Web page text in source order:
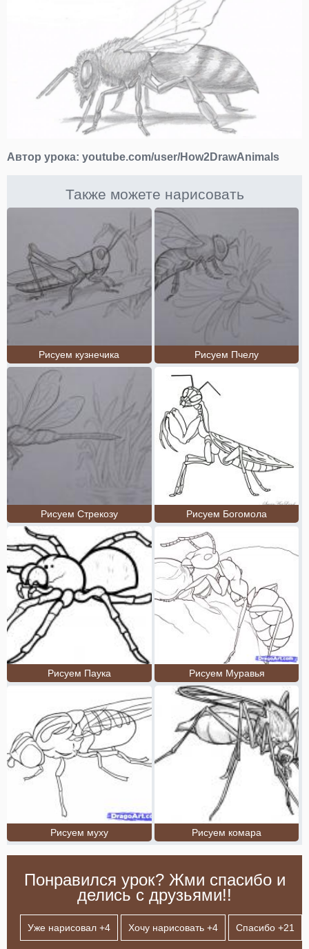
Автор урока: youtube.com/user/How2DrawAnimals
Также можете нарисовать
Рисуем кузнечика Рисуем Пчелу
Рисуем Стрекозу Рисуем Богомола
Рисуем Паука Рисуем Муравья
Рисуем муху Рисуем комара
Понравился урок? Жми спасибо и
делись с друзьями!!
Уже нарисовал +4 Хочу нарисовать +4 Спасибо +21